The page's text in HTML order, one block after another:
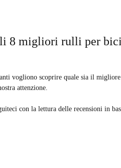
8 migliori rulli per
vogliono scoprire quale sia il
attenzione.
con la lettura delle recensioni in